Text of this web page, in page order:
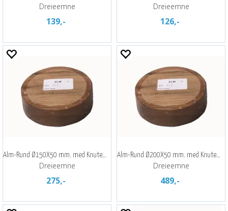
Dreieemne
139,-
Dreieemne
126,-
Alm-Rund Ø150X50 mm. med Knutemønster
Dreieemne
275,-
Alm-Rund Ø200X50 mm. med Knutemønster
Dreieemne
489,-